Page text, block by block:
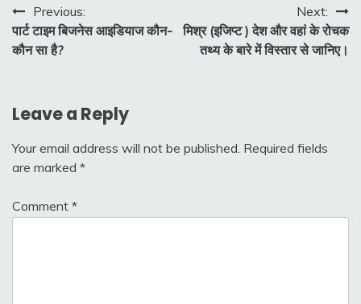
Post
navigation
Previous:
पार्ट टाइम बिजनेस आइडियाज कौन-
कौन सा है?
Next:
मिश्र (इजिप्ट ) देश और वहां के रोचक
तथ्य के बारे में विस्तार से जानिए।
Leave a Reply
Your email address will not be published. Required fields
are marked *
Comment *